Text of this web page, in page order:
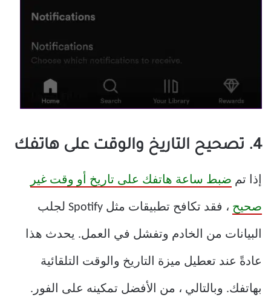
4. تصحيح التاريخ والوقت على هاتفك
إذا تم ضبط ساعة هاتفك على تاريخ أو وقت غير
صحيح ، فقد تكافح تطبيقات مثل Spotify لجلب
البيانات من الخادم وتفشل في العمل. يحدث هذا
عادةً عند تعطيل ميزة التاريخ والوقت التلقائية
بهاتفك. وبالتالي ، من الأفضل تمكينه على الفور.